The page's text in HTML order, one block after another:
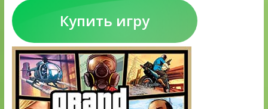
Купить игру